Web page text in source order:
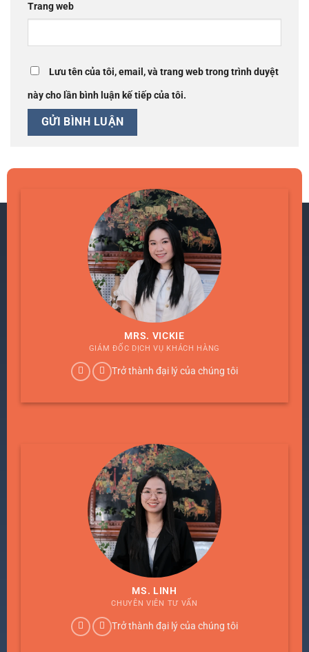
Trang web
Lưu tên của tôi, email, và trang web trong trình duyệt
này cho lần bình luận kế tiếp của tôi.
MRS. VICKIE
GIÁM ĐỐC DỊCH VỤ KHÁCH HÀNG
Trở thành đại lý của chúng tôi
MS. LINH
CHUYÊN VIÊN TƯ VẤN
Trở thành đại lý của chúng tôi